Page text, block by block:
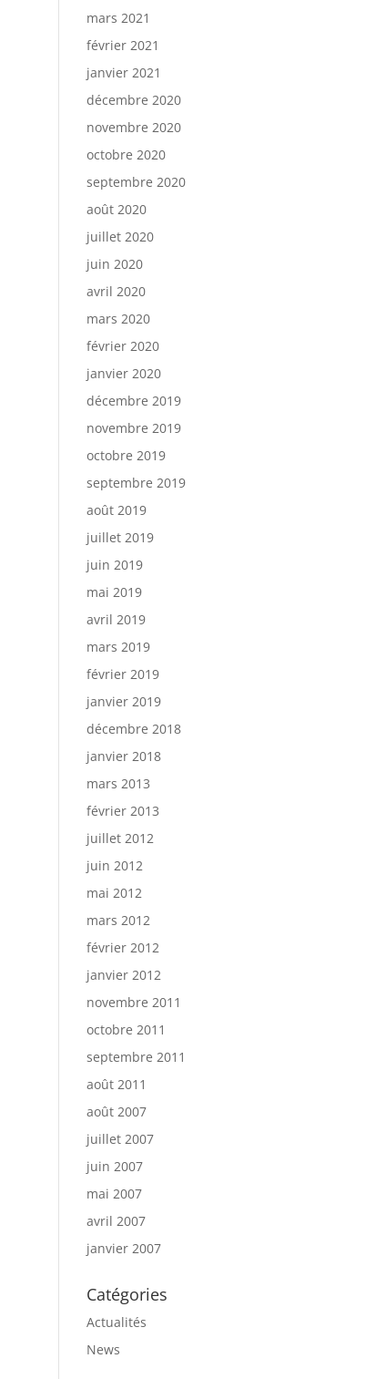
mars 2021
février 2021
janvier 2021
décembre 2020
novembre 2020
octobre 2020
septembre 2020
août 2020
juillet 2020
juin 2020
avril 2020
mars 2020
février 2020
janvier 2020
décembre 2019
novembre 2019
octobre 2019
septembre 2019
août 2019
juillet 2019
juin 2019
mai 2019
avril 2019
mars 2019
février 2019
janvier 2019
décembre 2018
janvier 2018
mars 2013
février 2013
juillet 2012
juin 2012
mai 2012
mars 2012
février 2012
janvier 2012
novembre 2011
octobre 2011
septembre 2011
août 2011
août 2007
juillet 2007
juin 2007
mai 2007
avril 2007
janvier 2007
Catégories
Actualités
News